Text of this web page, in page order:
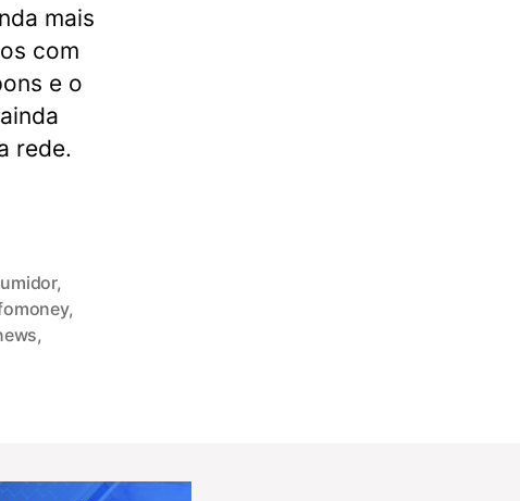
mais
com
e o
rede.
,
,
,